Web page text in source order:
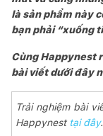
là sản phẩm này
bạn phải “xuống
Cùng Happynest
bài viết dưới đây
Trải nghiệm bài
Happynest tại đây.